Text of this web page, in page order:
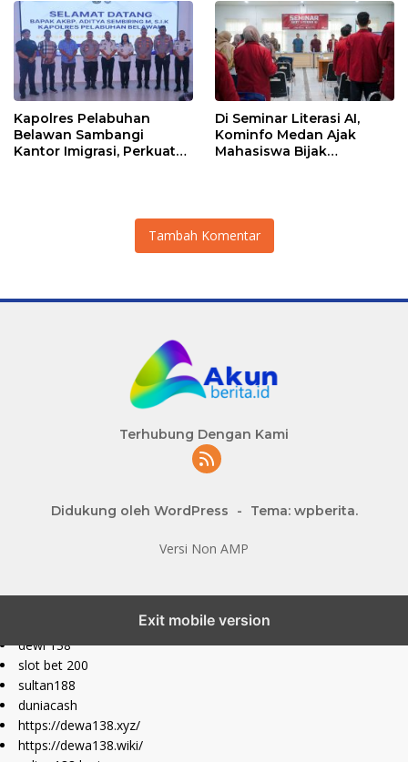
Maimun
Kapolres Pelabuhan
Belawan Sambangi
Kantor Imigrasi, Perkuat
Di Seminar Literasi AI,
Kominfo Medan Ajak
Mahasiswa Bijak
Tambah Komentar
Terhubung Dengan Kami
Didukung oleh WordPress - Tema: wpberita.
Versi Non AMP
Exit mobile version
dewi 138
slot bet 200
sultan188
duniacash
https://dewa138.xyz/
https://dewa138.wiki/